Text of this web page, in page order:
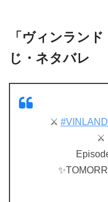
「ヴィンラン
じ・ネタバレ
⚔